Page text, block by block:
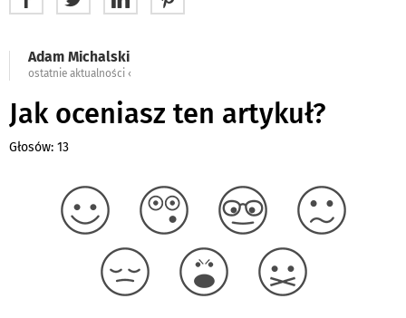
Adam Michalski
ostatnie aktualności ‹
Jak oceniasz ten artykuł?
Głosów: 13